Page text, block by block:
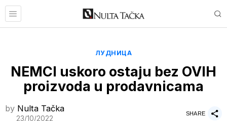
ЛУДНИЦА
NEMCI uskoro ostaju bez OVIH
proizvoda u prodavnicama
by Nulta Tačka
23/10/2022
SHARE